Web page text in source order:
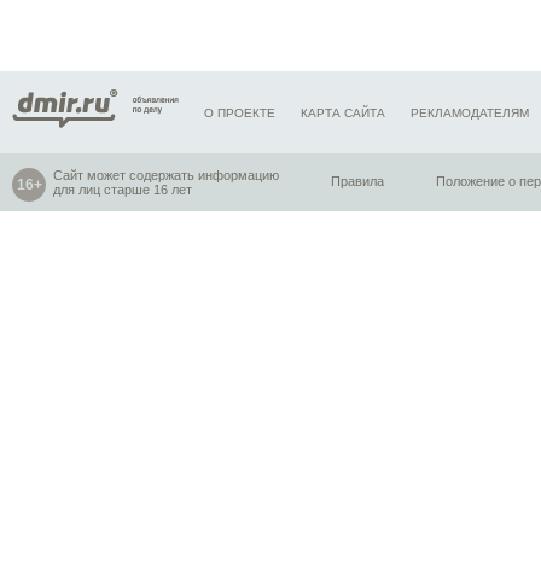
О ПРОЕКТЕ КАРТА САЙТА РЕКЛАМОДАТЕЛЯМ
Сайт может содержать информацию
для лиц старше 16 лет
Правила Положение о